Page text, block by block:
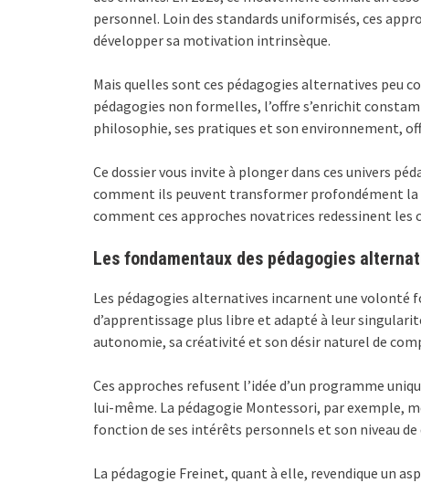
personnel. Loin des standards uniformisés, ces
développer sa motivation intrinsèque.
Mais quelles sont ces pédagogies alternatives peu
pédagogies non formelles, l’offre s’enrichit
philosophie, ses pratiques et son environnement,
Ce dossier vous invite à plonger dans ces univers
comment ils peuvent transformer profondément la
comment ces approches novatrices redessinent
Les fondamentaux des pédagogies
Les pédagogies alternatives incarnent une volonté
d’apprentissage plus libre et adapté à leur
autonomie, sa créativité et son désir naturel de
Ces approches refusent l’idée d’un programme
lui-même. La pédagogie Montessori, par exemple,
fonction de ses intérêts personnels et son niveau
La pédagogie Freinet, quant à elle, revendique un